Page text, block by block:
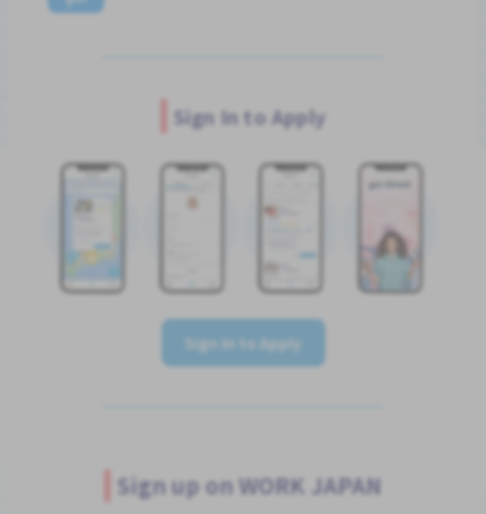
Sign In to Apply
Sign In to Apply
Sign up on WORK JAPAN